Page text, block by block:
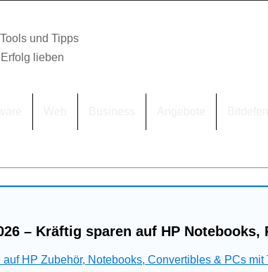
und Tipps
lieben
– Kräftig sparen auf HP Notebooks,
HP Zubehör, Notebooks, Convertibles & PCs